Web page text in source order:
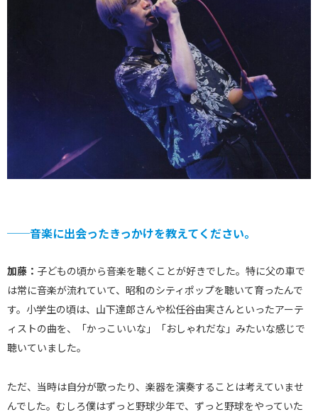
──音楽に出会ったきっかけを教えてください。
加藤： 子どもの頃から音楽を聴くことが好きでした。特に父の車で
は常に音楽が流れていて、昭和のシティポップを聴いて育ったんで
す。小学生の頃は、山下達郎さんや松任谷由実さんといったアーテ
ィストの曲を、「かっこいいな」「おしゃれだな」みたいな感じで
聴いていました。
ただ、当時は自分が歌ったり、楽器を演奏することは考えていませ
んでした。むしろ僕はずっと野球少年で、ずっと野球をやっていた